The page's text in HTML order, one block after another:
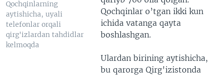
Qochqinlarning
aytishicha, uyali
telefonlar orqali
qirg'izlardan tahdidlar
kelmoqda
Qochqinlar o’tgan ikki kun
ichida vatanga qayta
boshlashgan.
Ulardan birining aytishicha,
bu qarorga Qirg'izistonda